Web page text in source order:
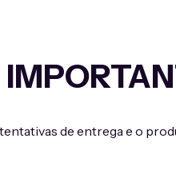
de entrega e o